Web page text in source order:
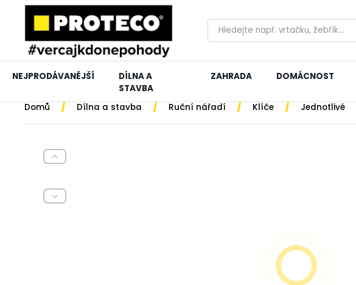
NEJPRODÁVANĚJŠÍ
DÍLNA A
STAVBA
ZAHRADA DOMÁCNOST
Domů / Dílna a stavba / Ruční nářadí / Klíče / Jednotlivé